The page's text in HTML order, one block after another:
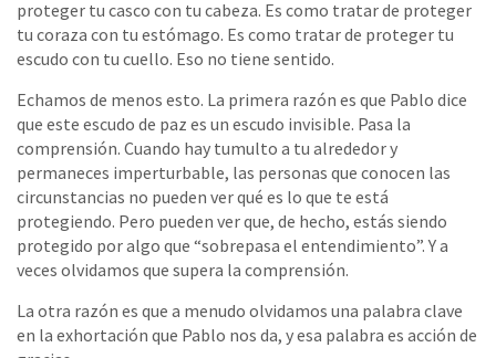
proteger tu casco con tu cabeza. Es como tratar de proteger
tu coraza con tu estómago. Es como tratar de proteger tu
escudo con tu cuello. Eso no tiene sentido.
Echamos de menos esto. La primera razón es que Pablo dice
que este escudo de paz es un escudo invisible. Pasa la
comprensión. Cuando hay tumulto a tu alrededor y
permaneces imperturbable, las personas que conocen las
circunstancias no pueden ver qué es lo que te está
protegiendo. Pero pueden ver que, de hecho, estás siendo
protegido por algo que “sobrepasa el entendimiento”. Y a
veces olvidamos que supera la comprensión.
La otra razón es que a menudo olvidamos una palabra clave
en la exhortación que Pablo nos da, y esa palabra es acción de